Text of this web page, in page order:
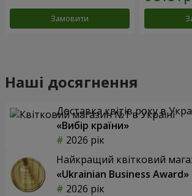
Замовити
Наші досягнення
Доставка квітів року в
«Вибір країни»
2026 рік
Найкращий квітковий
«Ukrainian Business Award»
2026 рік